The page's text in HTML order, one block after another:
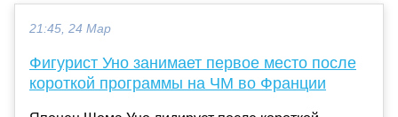
21:45, 24 Мар
Фигурист Уно занимает первое место после
короткой программы на ЧМ во Франции